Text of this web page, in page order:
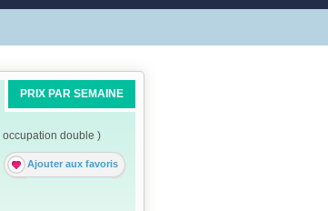
PRIX PAR SEMAINE
occupation double )
Ajouter aux favoris